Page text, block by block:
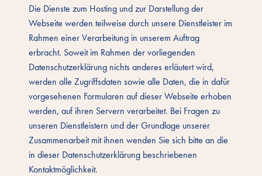
Die Dienste zum Hosting und zur Darstellung der
Webseite werden teilweise durch unsere Dienstleister im
Rahmen einer Verarbeitung in unserem Auftrag
erbracht. Soweit im Rahmen der vorliegenden
Datenschutzerklärung nichts anderes erläutert wird,
werden alle Zugriffsdaten sowie alle Daten, die in dafür
vorgesehenen Formularen auf dieser Webseite erhoben
werden, auf ihren Servern verarbeitet. Bei Fragen zu
unseren Dienstleistern und der Grundlage unserer
Zusammenarbeit mit ihnen wenden Sie sich bitte an die
in dieser Datenschutzerklärung beschriebenen
Kontaktmöglichkeit.